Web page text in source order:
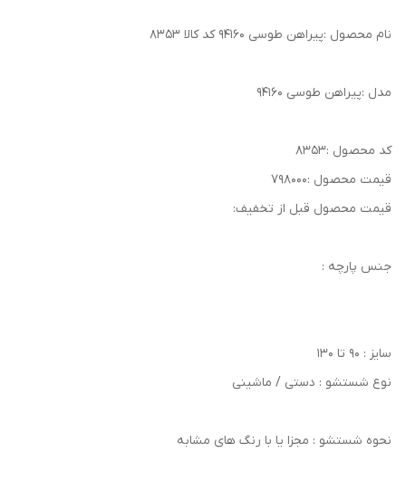
نام محصول :پیراهن طوسی ۹۴۱۶۰ کد کالا ۸۳۵۳
مدل :پیراهن طوسی ۹۴۱۶۰
کد محصول :۸۳۵۳
قیمت محصول :۷۹۸۰۰۰
قیمت محصول قبل از تخفیف:
جنس پارچه :
سایز : ۹۰ تا ۱۳۰
نوع شستشو : دستی / ماشینی
نحوه شستشو : مجزا یا با رنگ های مشابه